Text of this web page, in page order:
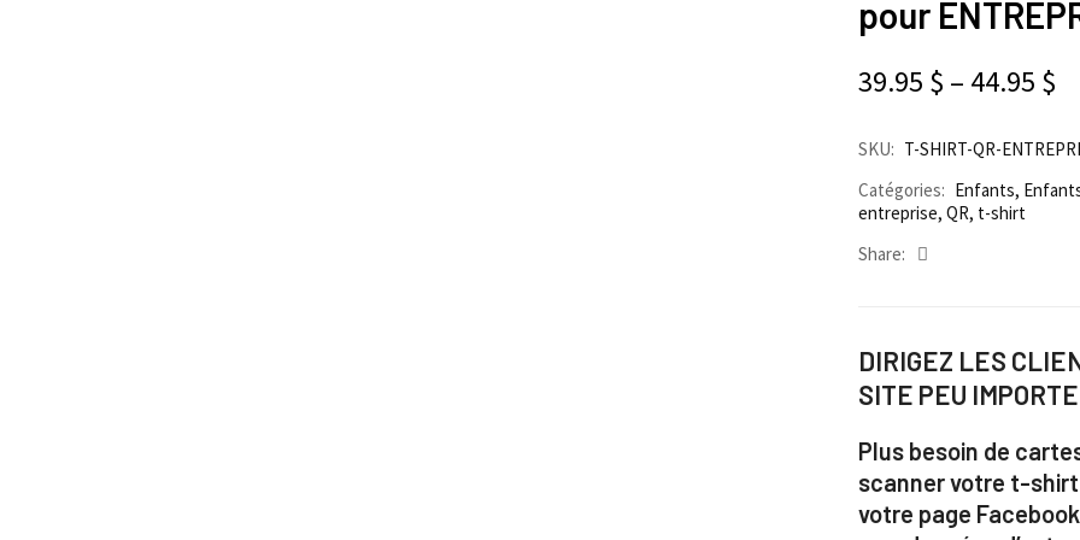
pour
39.95 $ – 44.95 $
SKU: T-SHIRT-QR-
Catégories: Enfants,
entreprise, QR, t-shirt
Share:
DIRIGEZ LES
SITE PEU
Plus besoin de
scanner votre t-
votre page